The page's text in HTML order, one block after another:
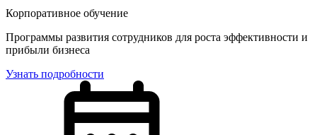
Корпоративное обучение
Программы развития сотрудников для роста эффективности и
прибыли бизнеса
Узнать подробности